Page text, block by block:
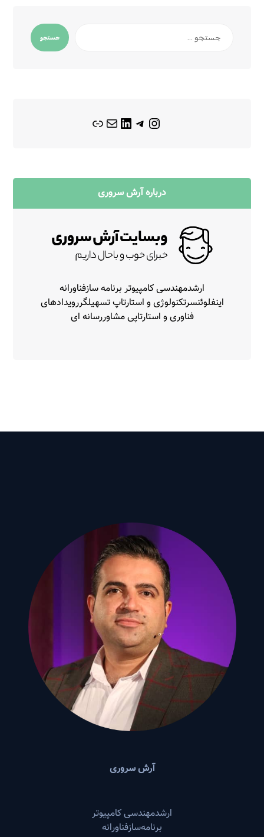
جستجو
درباره آرش سروری
ارشدمهندسی کامپیوتر برنامه سازفناورانه
اینفلوئنسرتکنولوژی و استارتاپ تسهیلگررویدادهای
فناوری و استارتاپی مشاوررسانه ای
آرش سروری
ارشدمهندسی‌ کامپیوتر
برنامه‌سازفناورانه